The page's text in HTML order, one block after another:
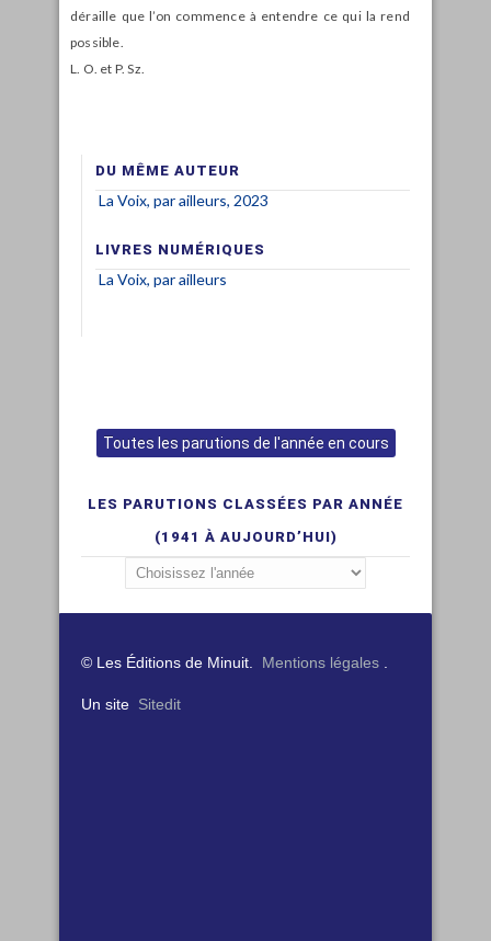
déraille que l’on commence à entendre ce qui la rend
possible.
L. O. et P. Sz.
DU MÊME AUTEUR
La Voix, par ailleurs, 2023
LIVRES NUMÉRIQUES
La Voix, par ailleurs
Toutes les parutions de l'année en cours
LES PARUTIONS CLASSÉES PAR ANNÉE
(1941 À AUJOURD’HUI)
© Les Éditions de Minuit. Mentions légales .
Un site Sitedit